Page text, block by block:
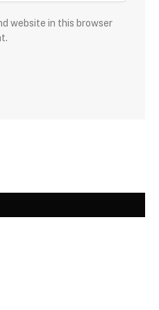
website in this browser